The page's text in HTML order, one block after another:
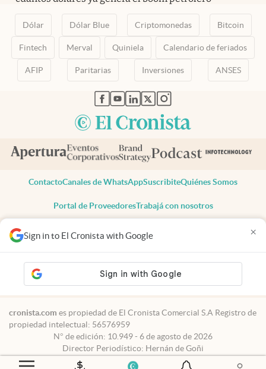
Sign in to El Cronista with Google ×
Dólar Dólar Blue Criptomonedas Bitcoin
Fintech Merval Quiniela Calendario de feriados
AFIP Paritarias Inversiones ANSES
abre en nueva pestaña
abre en nueva pestaña
abre en nueva pestaña
abre en nueva pestaña
abre en nueva pestaña
ContactoCanales de WhatsAppSuscribiteQuiénes Somos
Portal de ProveedoresTrabajá con nosotros
Todos los derechos reservados
Privacidad
Consentimiento
Tel:+54 11 7078-3270
cronista.com es propiedad de El Cronista Comercial S.A Registro de
propiedad intelectual: 56576959
N° de edición: 10.949 - 6 de agosto de 2026
Director Periodístico: Hernán de Goñi